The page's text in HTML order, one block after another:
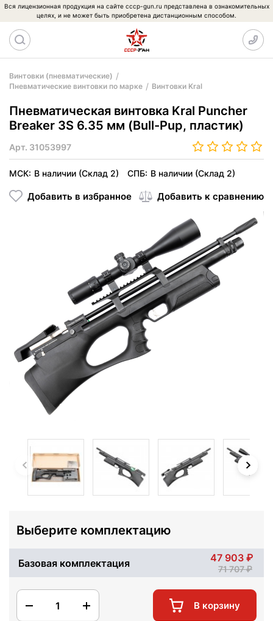
Вся лицензионная продукция на сайте cccp-gun.ru представлена в ознакомительных
целях, и не может быть приобретена дистанционным способом.
Винтовки (пневматические)
Пневматические винтовки по марке
Винтовки Kral
Пневматическая винтовка Kral Puncher
Breaker 3S 6.35 мм (Bull-Pup, пластик)
Арт. 31053997
МСК: В наличии (Склад 2) СПБ: В наличии (Склад 2)
Добавить в избранное Добавить к сравнению
Выберите комплектацию
Базовая комплектация 47 903
71 707
1 В корзину